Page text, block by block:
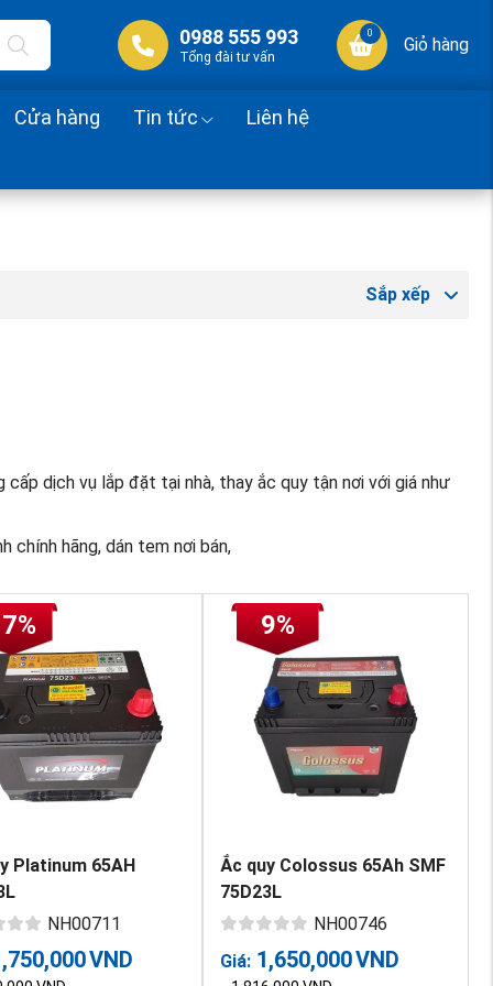
0988 555 993
Tổng đài tư vấn
0
Giỏ hàng
Cửa hàng Tin tức Liên hệ
Sắp xếp
dịch vụ lắp đặt tại nhà, thay ắc quy tận nơi với giá như
chính hãng, dán tem nơi bán,
Platinum 65AH
NH00711
VND
9%
Ắc quy Colossus 65Ah SMF
75D23L
NH00746
Giá: 1,650,000VND